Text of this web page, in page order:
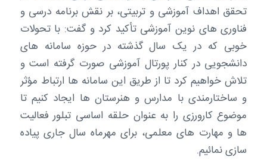
تحقق اهداف آموزشی و تربیتی، بر نقش برنامه درسی و
فناوری های نوین آموزشی تأکید کرد و گفت: با تحولات
خوبی که در یک سال گذشته در حوزه سامانه های
دانشجویی در کنار پورتال آموزشی صورت گرفته است و
تلاش خواهیم کرد تا از طریق این سامانه ها ارتباط مؤثر
و ساختارمندی با مدارس و هنرستان ها ایجاد کنیم تا
موضوع کارورزی را به عنوان حلقه اساسی تبلور فعالیت
ها و مهارت های معلمی، برای مهرماه سال جاری پیاده
سازی نمائیم.